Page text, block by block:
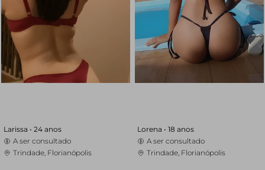
Larissa • 24 anos
A ser consultado
Trindade, Florianópolis
Lorena • 18 anos
A ser consultado
Trindade, Florianópolis